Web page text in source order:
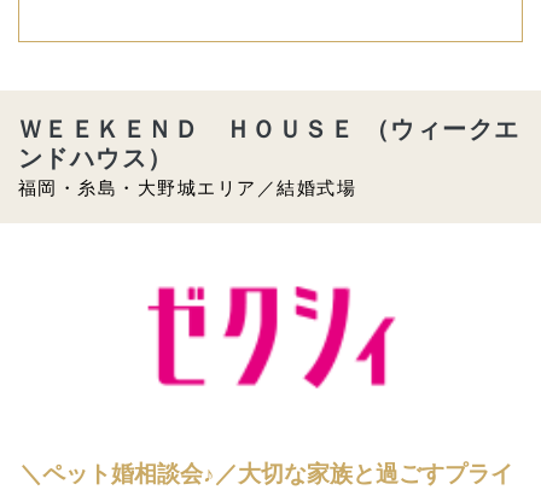
福岡・糸島・大野城エリア／結婚式場
ＷＥＥＫＥＮＤ ＨＯＵＳＥ （ウィークエ
ンドハウス）
＼ペット婚相談会♪／大切な家族と過ごすプライ